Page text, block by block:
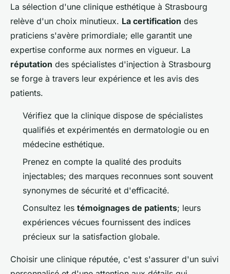
La sélection d'une clinique esthétique à Strasbourg
relève d'un choix minutieux. La certification des
praticiens s'avère primordiale; elle garantit une
expertise conforme aux normes en vigueur. La
réputation des spécialistes d'injection à Strasbourg
se forge à travers leur expérience et les avis des
patients.
Vérifiez que la clinique dispose de spécialistes
qualifiés et expérimentés en dermatologie ou en
médecine esthétique.
Prenez en compte la qualité des produits
injectables; des marques reconnues sont souvent
synonymes de sécurité et d'efficacité.
Consultez les témoignages de patients; leurs
expériences vécues fournissent des indices
précieux sur la satisfaction globale.
Choisir une clinique réputée, c'est s'assurer d'un suivi